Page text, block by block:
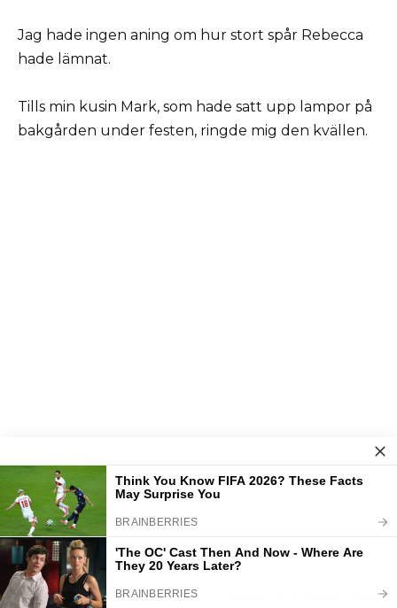
Jag hade ingen aning om hur stort spår Rebecca
hade lämnat.
Tills min kusin Mark, som hade satt upp lampor på
bakgården under festen, ringde mig den kvällen.
”Dan”, sa han nervöst, ”jag vill inte bli indragen i det